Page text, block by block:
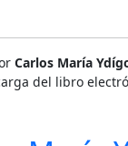
Carlos María
del libro